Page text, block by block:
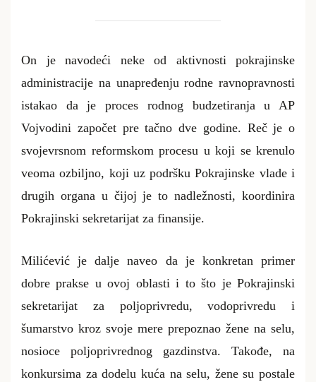
On je navodeći neke od aktivnosti pokrajinske
administracije na unapređenju rodne ravnopravnosti
istakao da je proces rodnog budzetiranja u AP
Vojvodini započet pre tačno dve godine. Reč je o
svojevrsnom reformskom procesu u koji se krenulo
veoma ozbiljno, koji uz podršku Pokrajinske vlade i
drugih organa u čijoj je to nadležnosti, koordinira
Pokrajinski sekretarijat za finansije.
Milićević je dalje naveo da je konkretan primer
dobre prakse u ovoj oblasti i to što je Pokrajinski
sekretarijat za poljoprivredu, vodoprivredu i
šumarstvo kroz svoje mere prepoznao žene na selu,
nosioce poljoprivrednog gazdinstva. Takođe, na
konkursima za dodelu kuća na selu, žene su postale